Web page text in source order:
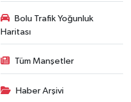
Bolu Trafik Yoğunluk
Haritası
Tüm Manşetler
Haber Arşivi